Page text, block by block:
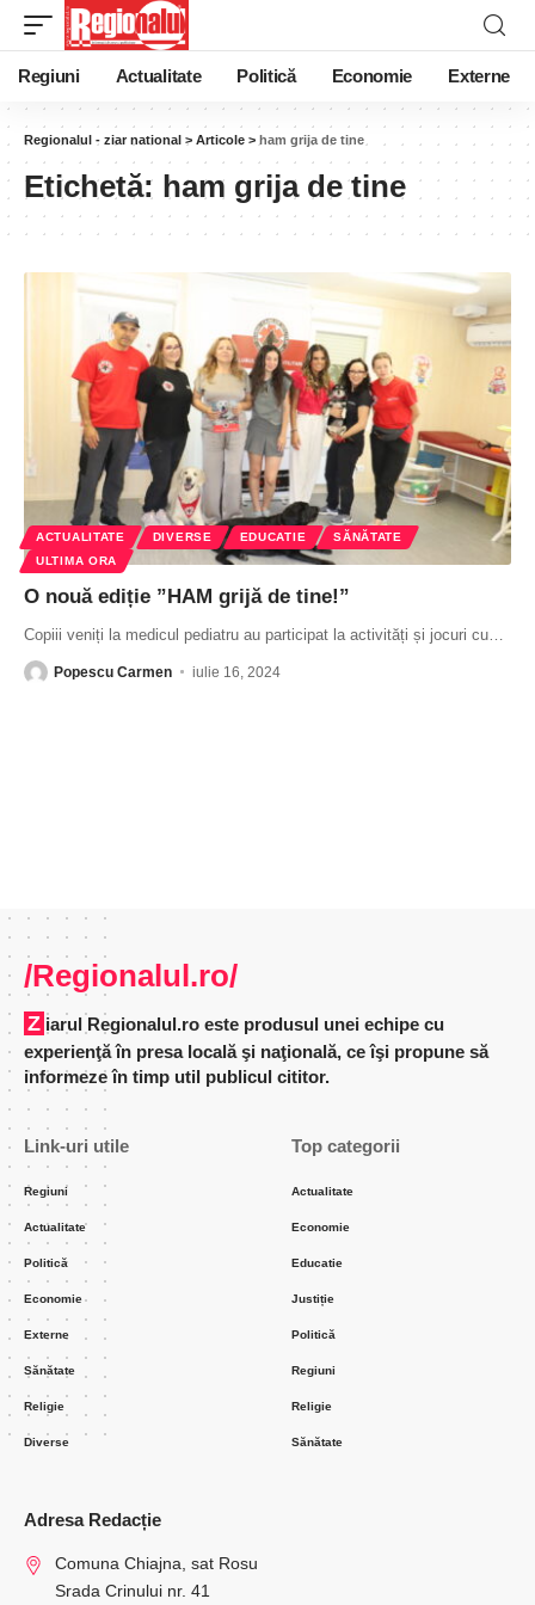
Regiuni Actualitate Politică Economie Externe
Regionalul - ziar national > Articole > ham grija de tine
Etichetă: ham grija de tine
ACTUALITATE DIVERSE EDUCATIE
SĂNĂTATE
ULTIMA ORA
O nouă ediție ”HAM grijă de tine!”
Copiii veniți la medicul pediatru au participat la activități și jocuri cu
Popescu Carmen iulie 16, 2024
/Regionalul.ro/
Ziarul Regionalul.ro este produsul unei echipe cu
experienţă în presa locală şi naţională, ce îşi propune să
informeze în timp util publicul cititor.
Link-uri utile
Regiuni
Actualitate
Politică
Economie
Externe
Sănătate
Religie
Diverse
Top categorii
Actualitate
Economie
Educatie
Justiție
Politică
Regiuni
Religie
Sănătate
Adresa Redacție
Comuna Chiajna, sat Rosu
Srada Crinului nr. 41